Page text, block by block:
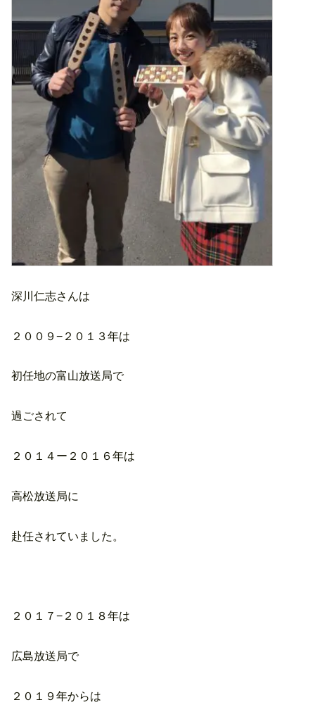
深川仁志さんは
２００９−２０１３年は
初任地の富山放送局で
過ごされて
２０１４ー２０１６年は
高松放送局に
赴任されていました。
２０１７−２０１８年は
広島放送局で
２０１９年からは